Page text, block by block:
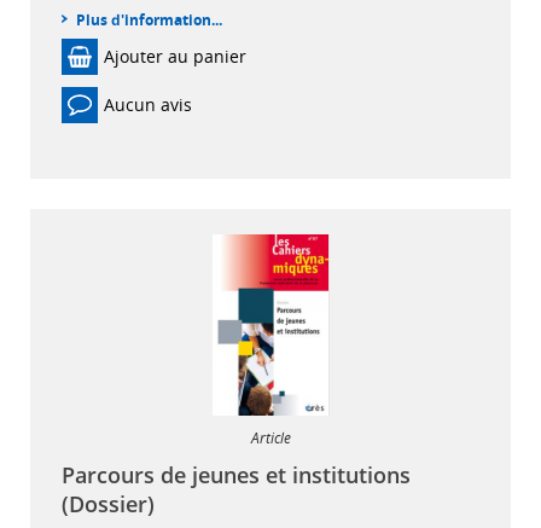
Plus d'information...
Ajouter au panier
Aucun avis
Article
Parcours de jeunes et institutions
(Dossier)